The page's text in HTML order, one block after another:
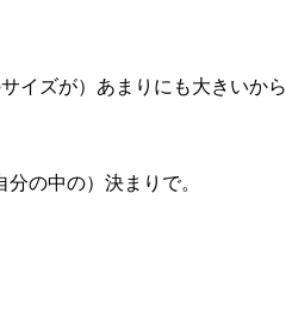
イズが）あまりにも大きいから
の中の）決まりで。